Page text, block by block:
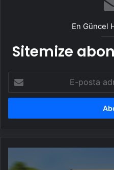
En Güncel
Sitemize
posta
adresinizi
Nakliyat